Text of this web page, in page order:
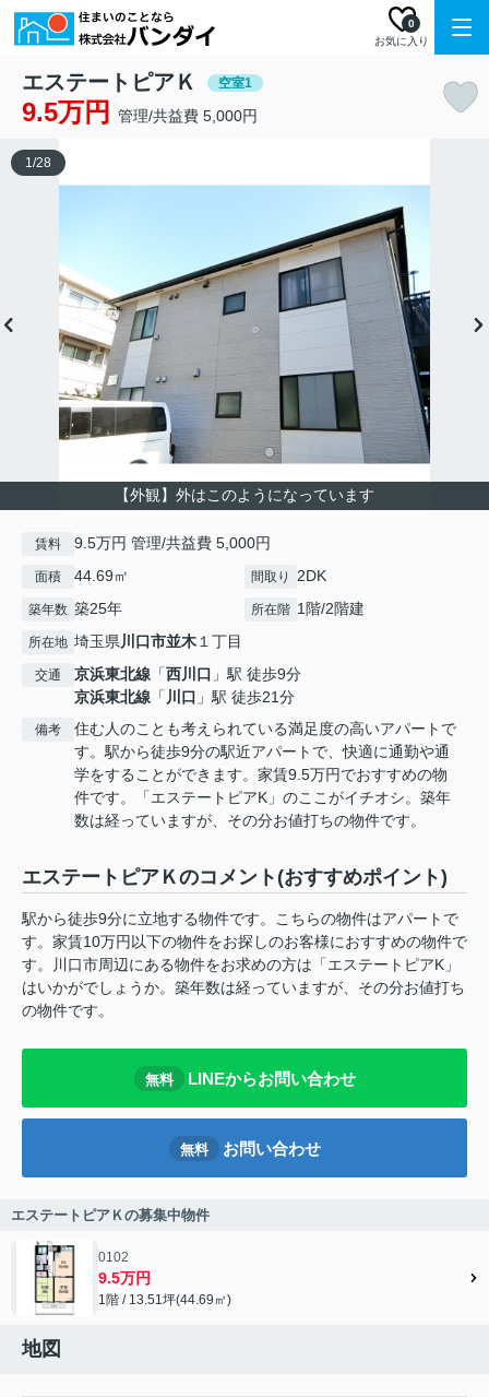
お気に入り
0
エステートピアＫ 空室1
9.5万円 管理/共益費 5,000円
【外観】外はこのようになっています
1/28
賃料 9.5万円 管理/共益費 5,000円
面積 44.69㎡ 間取り 2DK
築年数 築25年 所在階 1階/2階建
所在地 埼玉県川口市並木１丁目
交通 京浜東北線 「西川口 」駅 徒歩9分
京浜東北線 「 川口 」駅 徒歩21分
備考
住む人のことも考えられている満足度の高いアパートで
す。駅から徒歩9分の駅近アパートで、快適に通勤や通
学をすることができます。家賃9.5万円でおすすめの物
件です。「エステートピアK」のここがイチオシ。築年
数は経っていますが、その分お値打ちの物件です。
エステートピアＫのコメント(おすすめポイント)
駅から徒歩9分に立地する物件です。こちらの物件はアパートで
す。家賃10万円以下の物件をお探しのお客様におすすめの物件で
す。川口市周辺にある物件をお求めの方は「エステートピアK」
はいかがでしょうか。築年数は経っていますが、その分お値打ち
の物件です。
無料 LINEからお問い合わせ
無料 お問い合わせ
エステートピアＫの募集中物件
0102
9.5万円
1階 / 13.51坪(44.69㎡)
地図